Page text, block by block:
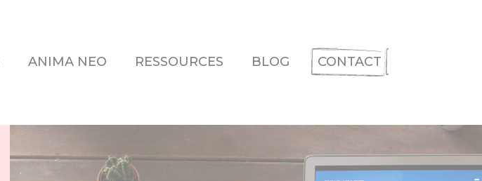
ANIMA NEO RESSOURCES BLOG CONTACT